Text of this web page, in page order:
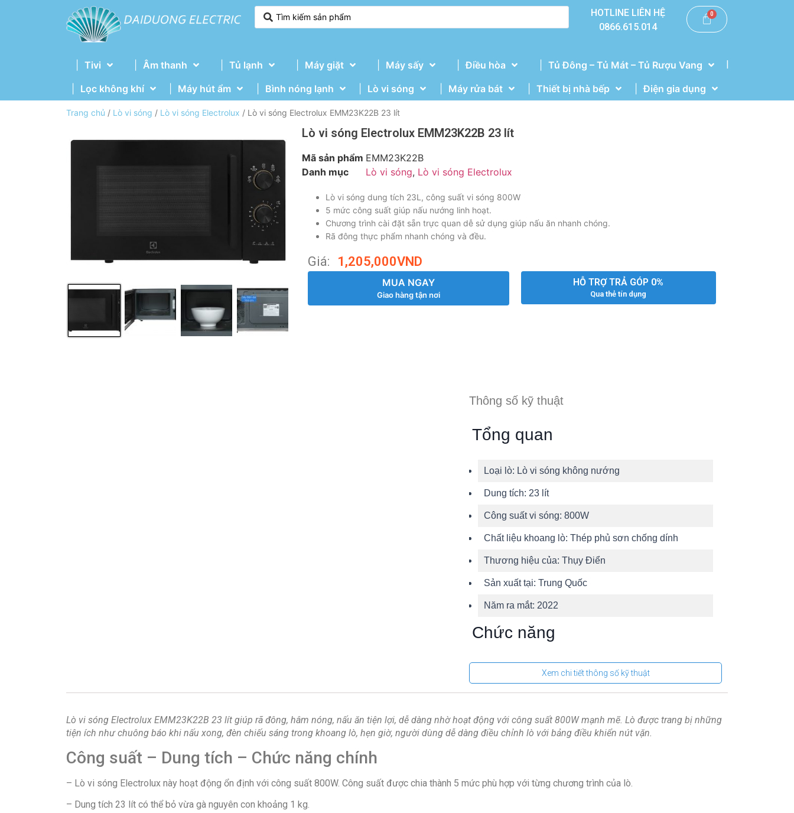
HOTLINE LIÊN HỆ
0866.615.014
Tivi Âm thanh Tủ lạnh Máy giặt Máy sấy Điều hòa
Tủ Đông – Tủ Mát – Tủ Rượu Vang
Lọc không khí
Máy hút ẩm Bình nóng lạnh Lò vi sóng Máy rửa bát Thiết bị nhà bếp Điện gia dụng
|
Trang chủ / Lò vi sóng / Lò vi sóng Electrolux / Lò vi sóng Electrolux EMM23K22B 23 lít
Lò vi sóng Electrolux EMM23K22B 23 lít
Mã sản phẩm EMM23K22B
Danh mục
Lò vi sóng, Lò vi sóng Electrolux
Lò vi sóng dung tích 23L, công suất vi sóng 800W
5 mức công suất giúp nấu nướng linh hoạt.
Chương trình cài đặt sẵn trực quan dễ sử dụng giúp nấu ăn nhanh chóng.
Rã đông thực phẩm nhanh chóng và đều.
Giá: 1,205,000VND
MUA NGAY
Giao hàng tận nơi
HỖ TRỢ TRẢ GÓP 0%
Qua thẻ tín dụng
Thông số kỹ thuật
Tổng quan
Loại lò: Lò vi sóng không nướng
Dung tích: 23 lít
Công suất vi sóng: 800W
Chất liệu khoang lò: Thép phủ sơn chống dính
Thương hiệu của: Thụy Điển
Sản xuất tại: Trung Quốc
Năm ra mắt: 2022
Chức năng
Chức năng chính: Rã đông, hâm, nấu
Chức năng khác:Đun chảyNinh
Bảng điều khiển và tiện ích
Xem chi tiết thông số kỹ thuật
Lò vi sóng Electrolux EMM23K22B 23 lít giúp rã đông, hâm nóng, nấu ăn tiện lợi, dễ dàng nhờ hoạt động với công suất 800W mạnh mẽ. Lò được trang bị những
tiện ích như chuông báo khi nấu xong, đèn chiếu sáng trong khoang lò, hẹn giờ, người dùng dễ dàng điều chỉnh lò với bảng điều khiển nút vặn.
Công suất – Dung tích – Chức năng chính
– Lò vi sóng Electrolux này hoạt động ổn định với công suất 800W. Công suất được chia thành 5 mức phù hợp với từng chương trình của lò.
– Dung tích 23 lít có thể bỏ vừa gà nguyên con khoảng 1 kg.